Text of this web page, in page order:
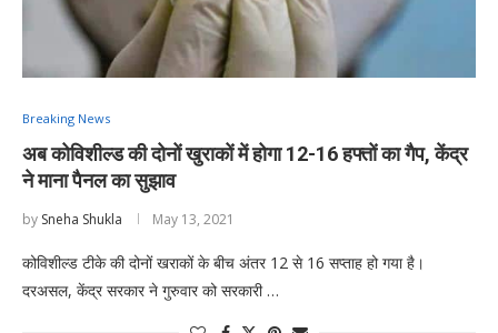
Breaking News
अब कोविशील्ड की दोनों खुराकों में होगा 12-16 हफ्तों का गैप, केंद्र
ने माना पैनल का सुझाव
by Sneha Shukla May 13, 2021
कोविशील्ड टीके की दोनों खराकों के बीच अंतर 12 से 16 सप्ताह हो गया है।
दरअसल, केंद्र सरकार ने गुरुवार को सरकारी …